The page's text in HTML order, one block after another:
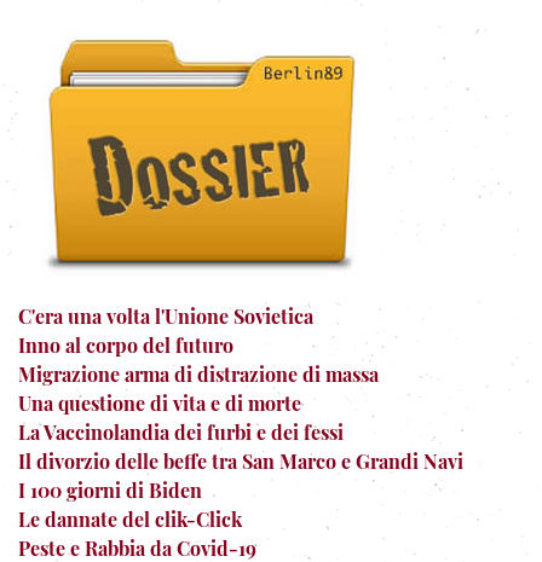
C'era una volta l'Unione Sovietica
Inno al corpo del futuro
Migrazione arma di distrazione di massa
Una questione di vita e di morte
La Vaccinolandia dei furbi e dei fessi
Il divorzio delle beffe tra San Marco e Grandi Navi
I 100 giorni di Biden
Le dannate del clik-Click
Peste e Rabbia da Covid-19